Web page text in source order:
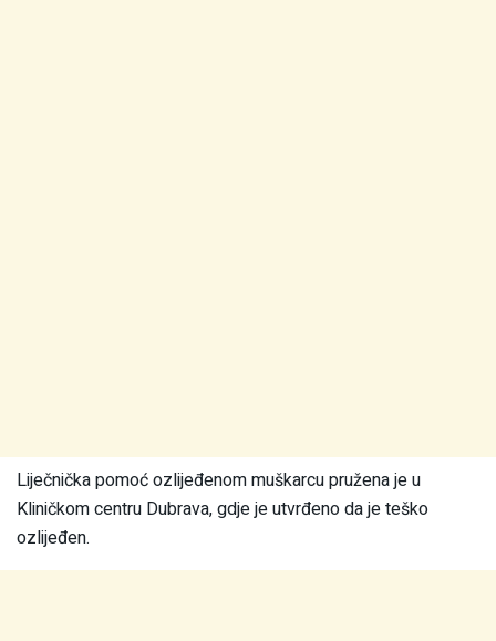
Liječnička pomoć ozlijeđenom muškarcu pružena je u
Kliničkom centru Dubrava, gdje je utvrđeno da je teško
ozlijeđen.